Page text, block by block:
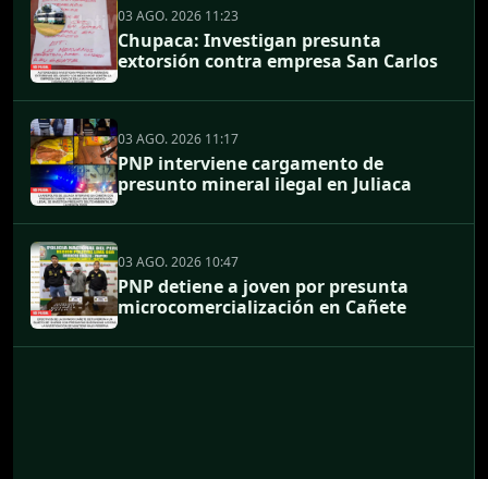
03 AGO. 2026 11:23
Chupaca: Investigan presunta
extorsión contra empresa San Carlos
03 AGO. 2026 11:17
PNP interviene cargamento de
presunto mineral ilegal en Juliaca
03 AGO. 2026 10:47
PNP detiene a joven por presunta
microcomercialización en Cañete